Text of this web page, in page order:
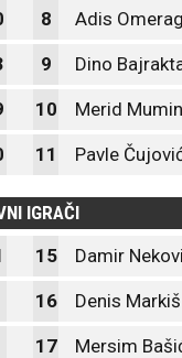
8 Adis
9 Dino
10 Merid
11 Pavle
IGRAČI
15 Damir
16 Denis
17 Mersim